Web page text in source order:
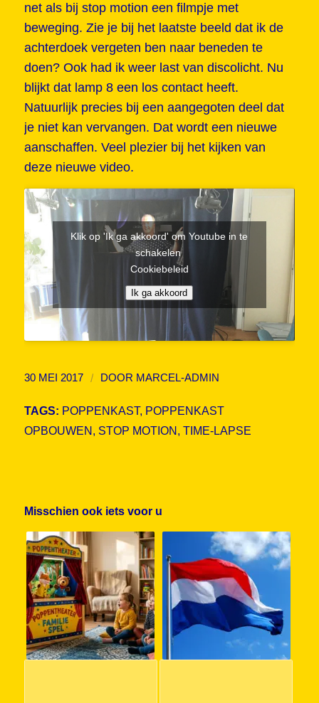
net als bij stop motion een filmpje met
beweging. Zie je bij het laatste beeld dat ik de
achterdoek vergeten ben naar beneden te
doen? Ook had ik weer last van discolicht. Nu
blijkt dat lamp 8 een los contact heeft.
Natuurlijk precies bij een aangegoten deel dat
je niet kan vervangen. Dat wordt een nieuwe
aanschaffen. Veel plezier bij het kijken van
deze nieuwe video.
Klik op 'Ik ga akkoord' om Youtube in te
schakelen
Cookiebeleid
Ik ga akkoord
30 MEI 2017 / DOOR MARCEL-ADMIN
TAGS: POPPENKAST, POPPENKAST
OPBOUWEN, STOP MOTION, TIME-LAPSE
Misschien ook iets voor u